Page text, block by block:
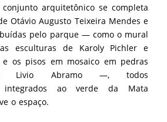
arquitetônico se completa
Otávio Augusto Teixeira Mendes e
pelo parque — como o mural
esculturas de Karoly Pichler e
e os pisos em mosaico em pedras
Livio Abramo —, todos
integrados ao verde da Mata
o espaço.